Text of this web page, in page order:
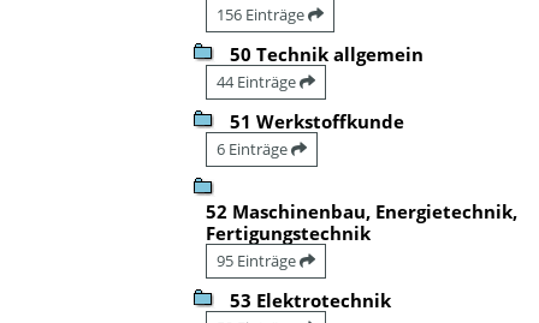
156 Einträge
50 Technik allgemein
44 Einträge
51 Werkstoffkunde
6 Einträge
52 Maschinenbau, Energietechnik,
Fertigungstechnik
95 Einträge
53 Elektrotechnik